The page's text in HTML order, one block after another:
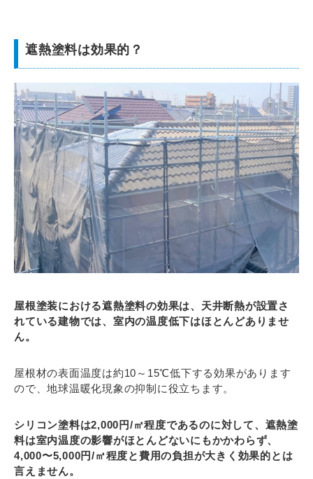
遮熱塗料は効果的？
屋根塗装における遮熱塗料の効果は、天井断熱が設置さ
れている建物では、室内の温度低下はほとんどありませ
ん。
屋根材の表面温度は約10～15℃低下する効果があります
ので、地球温暖化現象の抑制に役立ちます。
シリコン塗料は2,000円/㎡程度であるのに対して、遮熱塗
料は室内温度の影響がほとんどないにもかかわらず、
4,000〜5,000円/㎡程度と費用の負担が大きく効果的とは
言えません。